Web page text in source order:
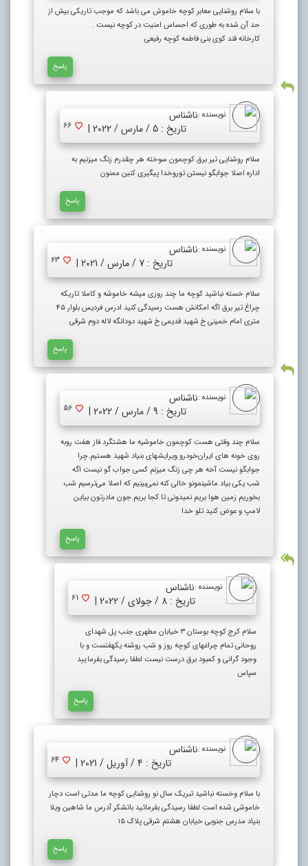
با سلام روشنایی معابر کوچه خاموش می باشد که موجب تاریکی بیش از
حد آن شده به طوری که احساس امنیت در کوچه نیست .
کارخانه قند کوی بنی فاطمه کوچه رفیعی
پاسخ
نویسنده :ناشناس
تاریخ : 5 / مارس / 2022 |
66
سلام روشنایی تیر برق کوچمون سوخته هر چقدرم زنگ میزنیم به
اداره اصلا جوابگو نیستن توروخدا پیگیری کنین ممنون
پاسخ
نویسنده :ناشناس
تاریخ : 7 / مارس / 2021 |
63
سلام خسته نباشید کوچه ما چند روزی میشه خاموشه و کاملا تاریکه
چراغ تیر برق اگه امکانش هست رسیدگی کنید ادرس فردیس بلوار ۴۵
متری امام خمینی خ شهید قدیمی خ شهید دودانگه لاله دوم شرقی
پاسخ
نویسنده :ناشناس
تاریخ : 9 / مارس / 2022 |
56
سلام چند وقتی هست کوچمون خاموشیه ما هشتگرد فاز هفت روبه
روی خونه های ایران‌خودرو ویرایشهای بنیاد شهید هستیم.چرا
جوابگو نیست آخه هر چی زنگ میزنم کسی جواب گو نیست اگه
شب یکی بیاد ماشینمونو خالی کنه نمی‌بینیم که اصلا می‌ترسیم شب
بخوریم زمین هوا بریم نمیدونی تا کجا بریم.جون مادرتون بیاین
لامپ و عوض کنید تلو خدا
پاسخ
نویسنده :ناشناس
تاریخ : 8 / جولای / 2022 |
61
سلام کرج کوچه بوستان ۳ خیابان مطهری جنب پل شهدای
روحانی تمام چراغهای کوچه روز و شب روشنه یکهفتست و با
وجود گرانی و کمبود برق درست نیست لطفا رسیدگی بفرمایید
سپاس
پاسخ
نویسنده :ناشناس
تاریخ : 4 / آوریل / 2021 |
64
با سلام وخسته نباشید تبریک سال نو روشنایی کوچه ما مدتی است دچار
خاموشی شده است لطفا رسیدگی بفرمائید باتشکر آدرس ما شاهین ویلا
بنیاد مدرس جنوبی خیابان هشتم شرقی پلاک ۱۵
پاسخ